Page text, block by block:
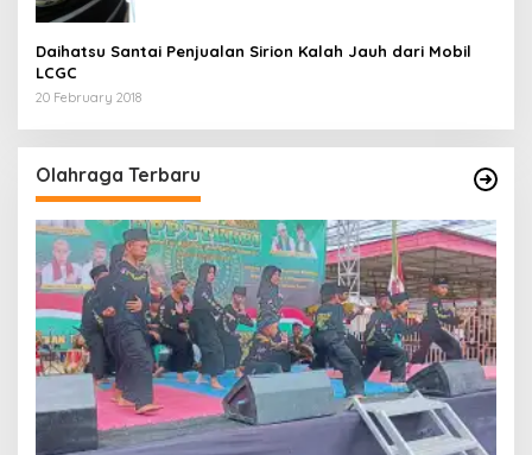
Daihatsu Santai Penjualan Sirion Kalah Jauh dari Mobil
LCGC
20 February 2018
Olahraga Terbaru